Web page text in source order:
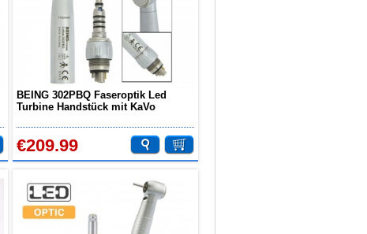
BEING 302PBQ Faseroptik Led
Turbine Handstück mit KaVo
€209.99